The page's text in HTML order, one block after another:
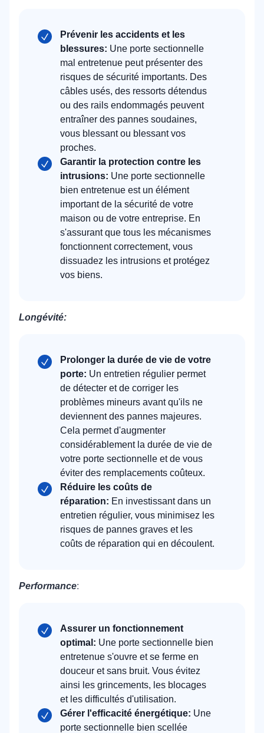
Prévenir les accidents et les
blessures: Une porte sectionnelle
mal entretenue peut présenter des
risques de sécurité importants. Des
câbles usés, des ressorts détendus
ou des rails endommagés peuvent
entraîner des pannes soudaines,
vous blessant ou blessant vos
proches.
Garantir la protection contre les
intrusions: Une porte sectionnelle
bien entretenue est un élément
important de la sécurité de votre
maison ou de votre entreprise. En
s'assurant que tous les mécanismes
fonctionnent correctement, vous
dissuadez les intrusions et protégez
vos biens.
Longévité:
Prolonger la durée de vie de votre
porte: Un entretien régulier permet
de détecter et de corriger les
problèmes mineurs avant qu'ils ne
deviennent des pannes majeures.
Cela permet d'augmenter
considérablement la durée de vie de
votre porte sectionnelle et de vous
éviter des remplacements coûteux.
Réduire les coûts de
réparation: En investissant dans un
entretien régulier, vous minimisez les
risques de pannes graves et les
coûts de réparation qui en découlent.
Performance:
Assurer un fonctionnement
optimal: Une porte sectionnelle bien
entretenue s'ouvre et se ferme en
douceur et sans bruit. Vous évitez
ainsi les grincements, les blocages
et les difficultés d'utilisation.
Gérer l'efficacité énergétique: Une
porte sectionnelle bien scellée